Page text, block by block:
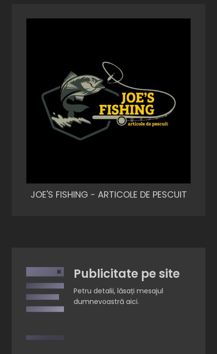
JOE'S FISHING - ARTICOLE DE PESCUIT
Publicitate pe site
Petru detalii, lăsați mesajul
dumnevoastră aici.